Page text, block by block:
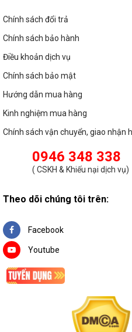
Chính sách đổi trả
Chính sách bảo hành
Điều khoản dịch vụ
Chính sách bảo mật
Hướng dẫn mua hàng
Kinh nghiệm mua hàng
Chính sách vận chuyển, giao nhận
0946 348 338
( CSKH & Khiếu nại dịch vụ)
Theo dõi chúng tôi trên:
Facebook
Youtube